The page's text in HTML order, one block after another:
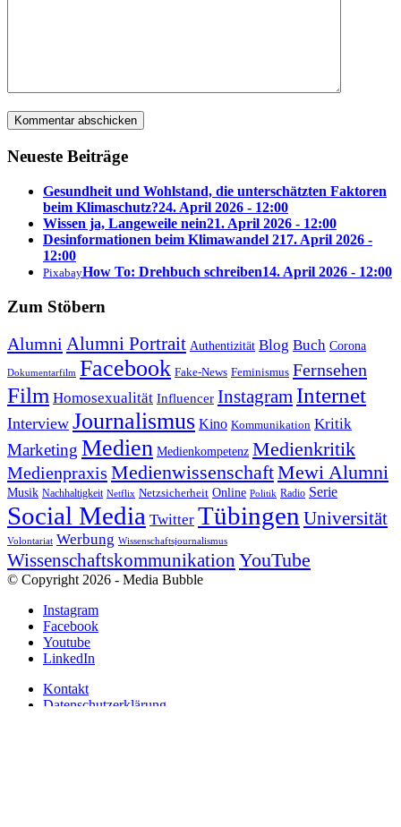
Neueste Beiträge
Gesundheit und Wohlstand, die unterschätzten Faktoren
beim Klimaschutz?24. April 2026 - 12:00
Wissen ja, Langeweile nein21. April 2026 - 12:00
Desinformationen beim Klimawandel 217. April 2026 -
12:00
PixabayHow To: Drehbuch schreiben14. April 2026 - 12:00
Zum Stöbern
Alumni Alumni Portrait Authentizität Blog Buch Corona
Dokumentarfilm Facebook Fake-News Feminismus Fernsehen
Film Homosexualität Influencer Instagram Internet
Interview Journalismus Kino Kommunikation Kritik
Marketing Medien Medienkompetenz Medienkritik
Medienpraxis MedienwissenschaftMewi Alumni
Musik Nachhaltigkeit Netflix Netzsicherheit Online Politik Radio Serie
Social Media Twitter Tübingen Universität
Volontariat Werbung Wissenschaftsjournalismus
Wissenschaftskommunikation YouTube
© Copyright 2026 - Media Bubble
Instagram
Facebook
Youtube
LinkedIn
Kontakt
Datenschutzerklärung